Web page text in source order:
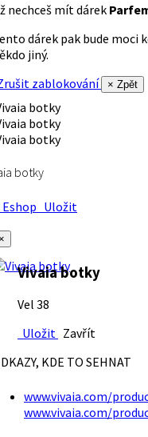
nechceš mít dárek
dárek pak bude moci
jiný.
zablokování
× Zpět
botky
Uložit
Vivaia botky
Vel 38
Uložit Zavřít
KDE TO SEHNAT
www.vivaia.com/
www.vivaia.com/